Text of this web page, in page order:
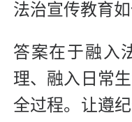
法治宣传教育如
答案在于融入
理、融入日常
全过程。让遵